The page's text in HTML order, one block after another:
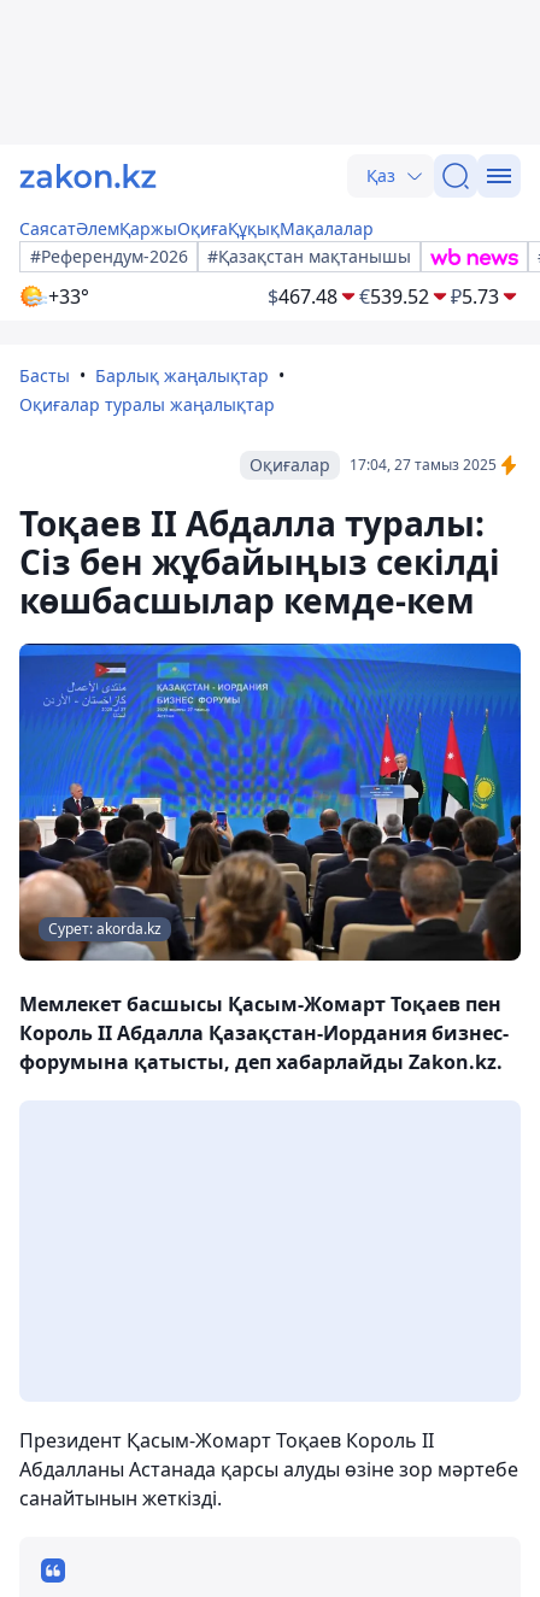
Қаз
СаясатӘлемҚаржыОқиғаҚұқықМақалалар
#Референдум-2026
#Қазақстан мақтанышы
+33° $467.48 €539.52 ₽5.73
Басты
Барлық жаңалықтар
Оқиғалар туралы жаңалықтар
17:04, 27 тамыз 2025
Оқиғалар
Тоқаев ІІ Абдалла туралы:
Сіз бен жұбайыңыз секілді
көшбасшылар кемде-кем
Сурет: akorda.kz
Мемлекет басшысы Қасым-Жомарт Тоқаев пен
Король ІІ Абдалла Қазақстан-Иордания бизнес-
форумына қатысты, деп хабарлайды Zakon.kz.
Президент Қасым-Жомарт Тоқаев Король ІІ
Абдалланы Астанада қарсы алуды өзіне зор мәртебе
санайтынын жеткізді.